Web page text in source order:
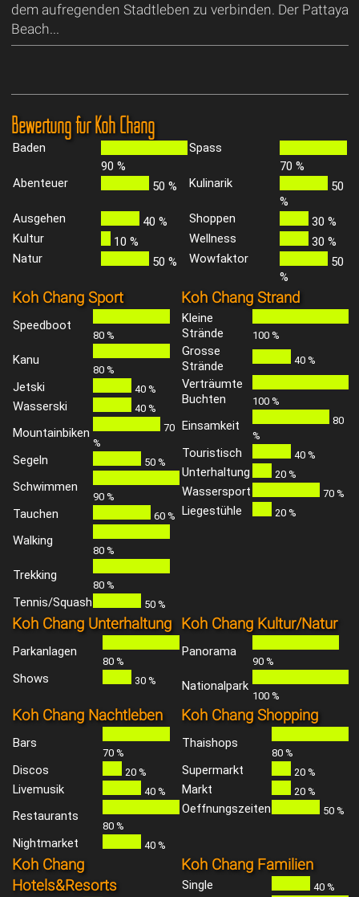
dem aufregenden Stadtleben zu verbinden. Der Pattaya
Beach...
Bewertung für Koh Chang
Baden
90 %
Spass
70 %
Abenteuer
50 % Kulinarik
50
%
Ausgehen
40 % Shoppen
30 %
Kultur
10 % Wellness
30 %
Natur
50 % Wowfaktor
50
%
Koh Chang Sport
Speedboot
80 %
Kanu
80 %
Jetski 40 %
Wasserski 40 %
Mountainbiken
70
%
Segeln 50 %
Schwimmen
90 %
Tauchen 60 %
Walking
80 %
Trekking
80 %
Tennis/Squash 50 %
Koh Chang Strand
Kleine
Strände
100 %
Grosse
Strände
40 %
Verträumte
Buchten
100 %
Einsamkeit
80
%
Touristisch 40 %
Unterhaltung 20 %
Wassersport 70 %
Liegestühle 20 %
Koh Chang Unterhaltung
Parkanlagen
80 %
Shows 30 %
Koh Chang Kultur/Natur
Panorama
90 %
Nationalpark
100 %
Koh Chang Nachtleben
Bars
70 %
Discos 20 %
Livemusik 40 %
Restaurants
80 %
Nightmarket 40 %
Koh Chang Shopping
Thaishops
80 %
Supermarkt 20 %
Markt 20 %
Oeffnungszeiten 50 %
Koh Chang
Hotels&Resorts
Koh Chang Familien
Single 40 %